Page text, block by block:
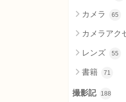
カメラ 65
カメラアク
レンズ 55
書籍 71
撮影記 188